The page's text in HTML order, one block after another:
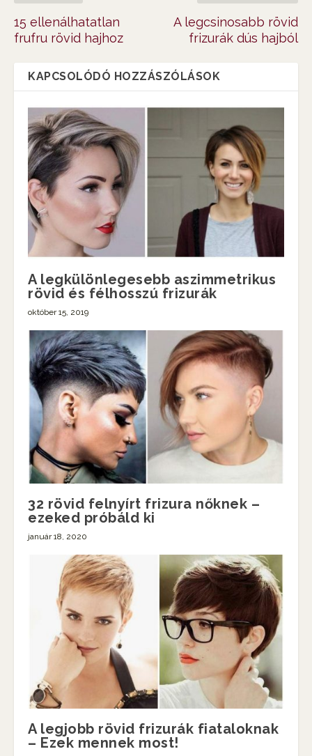
15 ellenálhatatlan
frufru rövid hajhoz
A legcsinosabb rövid
frizurák dús hajból
KAPCSOLÓDÓ HOZZÁSZÓLÁSOK
A legkülönlegesebb aszimmetrikus
rövid és félhosszú frizurák
október 15, 2019
32 rövid felnyírt frizura nőknek –
ezeked próbáld ki
január 18, 2020
A legjobb rövid frizurák fiataloknak
– Ezek mennek most!